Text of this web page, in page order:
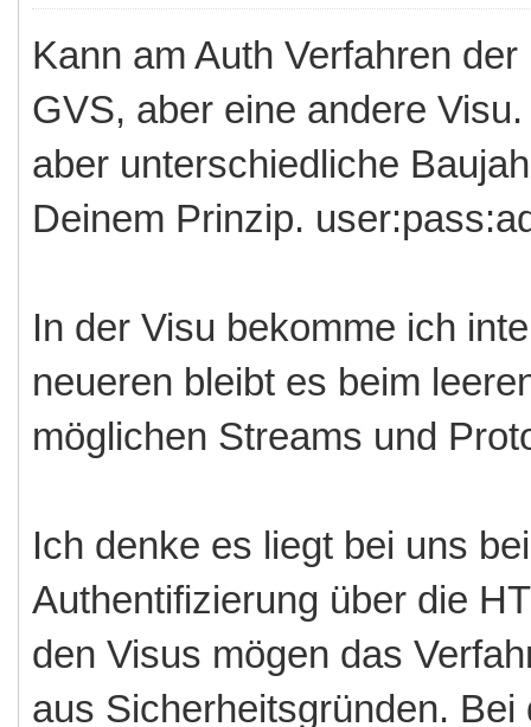
Kann am Auth Verfahren
GVS, aber eine andere
aber unterschiedliche
Deinem Prinzip.
In der Visu bekomme ich
neueren bleibt es beim
möglichen Streams und
Ich denke es liegt bei uns
Authentifizierung über die
den Visus mögen das
aus Sicherheitsgründen.